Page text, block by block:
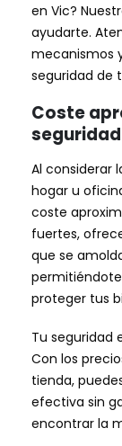
en Vic?
ayudarte.
mecanismos
seguridad de
Coste
seguridad
Al considerar
hogar u
coste
fuertes,
que se
proteger tus
Tu seguridad
Con los
tienda,
efectiva sin
encontrar la